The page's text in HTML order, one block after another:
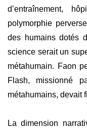
d’entraînement,
polymorphie
des humains dotés
science serait un
métahumain. Faon
Flash, missionné
métahumains, devait
La dimension